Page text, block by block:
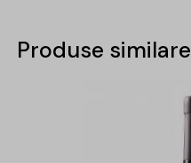
Produse similare